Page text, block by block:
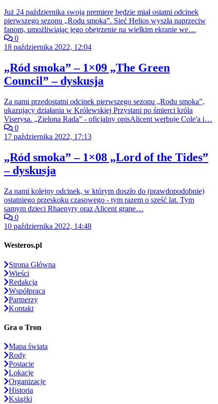
Już 24 października swoją premierę będzie miał ostatni odcinek
pierwszego sezonu „Rodu smoka”. Sieć Helios wyszła naprzeciw
fanom, umożliwiając jego obejrzenie na wielkim ekranie we…
0
18 października 2022, 12:04
„Ród smoka” – 1×09 „The Green
Council” – dyskusja
Za nami przedostatni odcinek pierwszego sezonu „Rodu smoka”,
ukazujący działania w Królewskiej Przystani po śmierci króla
Viserysa. „Zielona Rada” - oficjalny opisAlicent werbuje Cole'a i…
0
17 października 2022, 17:13
„Ród smoka” – 1×08 „Lord of the Tides”
– dyskusja
Za nami kolejny odcinek, w którym doszło do (prawdopodobnie)
ostatniego przeskoku czasowego - tym razem o sześć lat. Tym
samym dzieci Rhaenyry oraz Alicent grane…
0
10 października 2022, 14:48
Westeros.pl
Strona Główna
Wieści
Redakcja
Współpraca
Partnerzy
Kontakt
Gra o Tron
Mapa świata
Rody
Postacie
Lokacje
Organizacje
Historia
Książki